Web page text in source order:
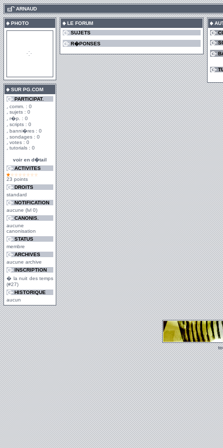
ARNAUD
PHOTO
SUR PG.COM
PARTICIPAT.
comm. : 0
sujets : 0
r�p. : 0
scripts : 0
banni�res : 0
sondages : 0
votes : 0
tutorials : 0
voir en d�tail
ACTIVITES
23 points
DROITS
standard
NOTIFICATION
aucune (lvl 0)
CANONIS.
aucune
canonisation
STATUS
membre
ARCHIVES
aucune archive
INSCRIPTION
� la nuit des temps
(#27)
HISTORIQUE
aucun
LE FORUM
SUJETS
R�PONSES